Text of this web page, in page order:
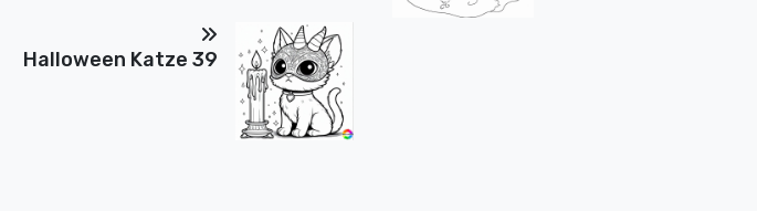
Halloween Katze 39